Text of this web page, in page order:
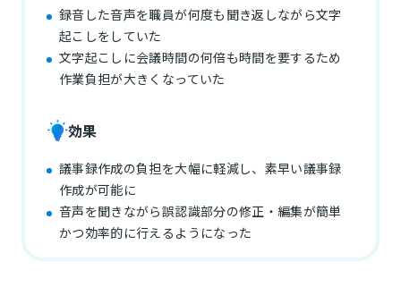
録音した音声を職員が何度も聞き返しながら文字
起こしをしていた
文字起こしに会議時間の何倍も時間を要するため
作業負担が大きくなっていた
効果
議事録作成の負担を大幅に軽減し、素早い議事録
作成が可能に
音声を聞きながら誤認識部分の修正・編集が簡単
かつ効率的に行えるようになった